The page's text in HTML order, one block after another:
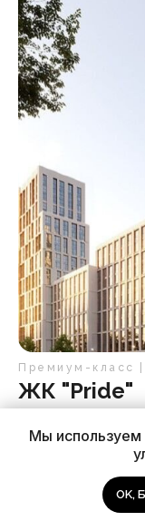
Премиум-класс |
ЖК "Pride"
Мы используем
OK,